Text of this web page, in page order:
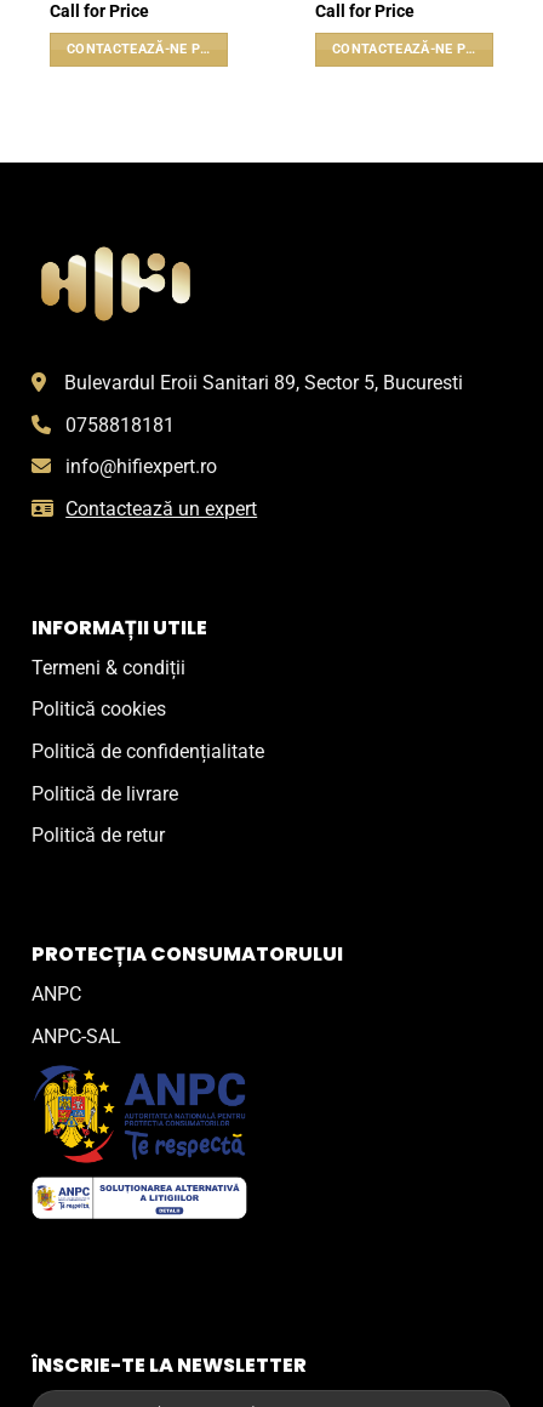
Call for Price
CONTACTEAZĂ-NE PENTRU PREȚ
Call for Price
CONTACTEAZĂ-NE PENTRU PREȚ
Bulevardul Eroii Sanitari 89, Sector 5, Bucuresti
0758818181
info@hifiexpert.ro
Contactează un expert
INFORMAȚII UTILE
Termeni & condiții
Politică cookies
Politică de confidențialitate
Politică de livrare
Politică de retur
PROTECȚIA CONSUMATORULUI
ANPC
ANPC-SAL
ÎNSCRIE-TE LA NEWSLETTER